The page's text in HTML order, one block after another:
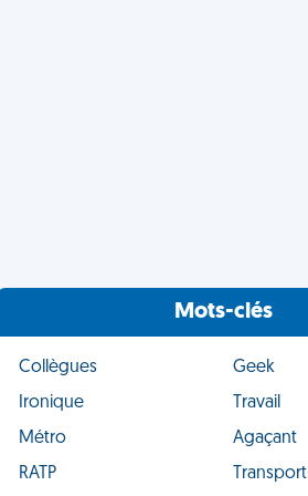
Mots-clés
Collègues
Geek
Ironique
Travail
Métro
Agaçant
RATP
Transport